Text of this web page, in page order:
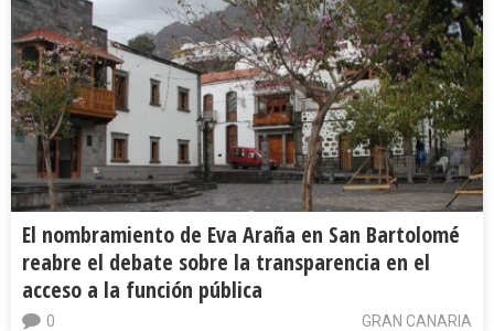
El nombramiento de Eva Araña en San Bartolomé
reabre el debate sobre la transparencia en el
acceso a la función pública
GRAN CANARIA
0